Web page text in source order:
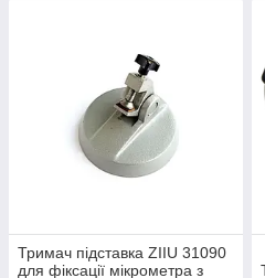
Тримач підставка ZIIU 31090
для фіксації мікрометра з